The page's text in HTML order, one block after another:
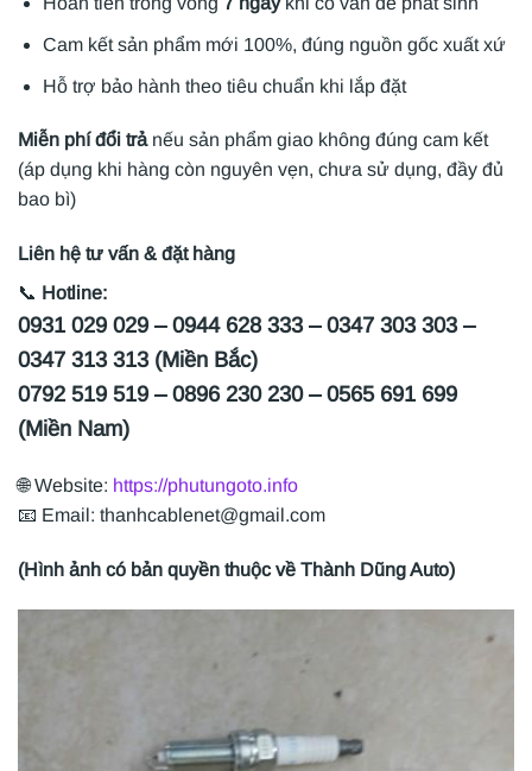
Cam kết sản phẩm mới 100%, đúng nguồn gốc xuất xứ
Hỗ trợ bảo hành theo tiêu chuẩn khi lắp đặt
Miễn phí đổi trảnếu sản phẩm giao không đúng cam kết
(áp dụng khi hàng còn nguyên vẹn, chưa sử dụng, đầy đủ
bao bì)
Liên hệ tư vấn & đặt hàng
📞 Hotline:
0931 029 029 – 0944 628 333 – 0347 303 303 –
0347 313 313 (Miền Bắc)
0792 519 519 – 0896 230 230 – 0565 691 699
(Miền Nam)
🌐 Website: https://phutungoto.info
📧 Email: thanhcablenet@gmail.com
(Hình ảnh có bản quyền thuộc về Thành Dũng Auto)